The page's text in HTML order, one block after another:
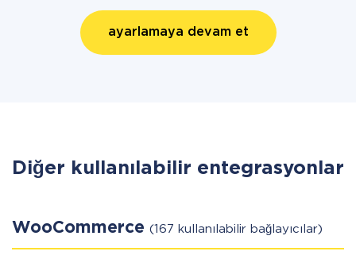
ayarlamaya devam et
Diğer kullanılabilir entegrasyonlar
WooCommerce (167 kullanılabilir bağlayıcılar)